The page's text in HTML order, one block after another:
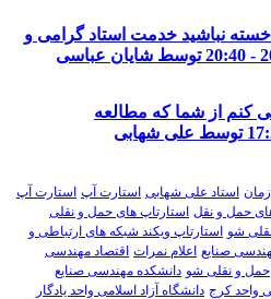
نباشید خدمت استاد گرامی و
کنم از شما که مطالعه
زمان استاد علی شهابی استارت آپ استارت آپ
حمل و نقل استارتاپ های حمل و نقلی
شو استارتاپ ویکند شبکه های ارتباطی و
صنایع اعلام نمرات اقتصاد مهندسی
حمل و نقلی شو دانشکده مهندسی صنایع
واحد کرج دانشگاه آزاد اسلامی واحد یادگار